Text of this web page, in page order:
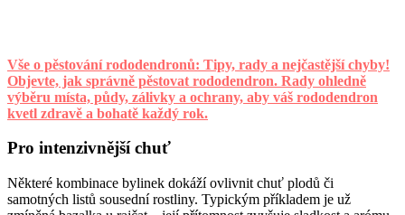
Vše o pěstování rododendronů: Tipy, rady a nejčastější chyby!
Objevte, jak správně pěstovat rododendron. Rady ohledně
výběru místa, půdy, zálivky a ochrany, aby váš rododendron
kvetl zdravě a bohatě každý rok.
Pro intenzivnější chuť
Některé kombinace bylinek dokáží ovlivnit chuť plodů či
samotných listů sousední rostliny. Typickým příkladem je už